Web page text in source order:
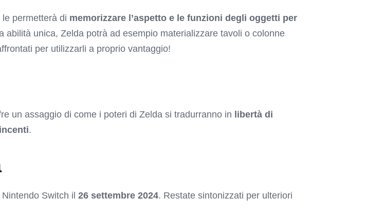
permetterà di memorizzare l’aspetto e le funzioni degli oggetti per
abilità unica, Zelda potrà ad esempio materializzare tavoli o colonne
per utilizzarli a proprio vantaggio!
un assaggio di come i poteri di Zelda si tradurranno in libertà di
.
Switch il 26 settembre 2024. Restate sintonizzati per ulteriori